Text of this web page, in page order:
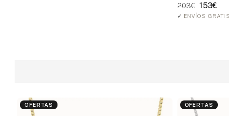
203€ 153€
✓ ENVÍOS GRATIS
OFERTAS OFERTAS